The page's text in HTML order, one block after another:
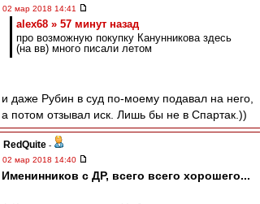
02 мар 2018 14:41
alex68 » 57 минут назад
про возможную покупку Канунникова здесь
(на вв) много писали летом
и даже Рубин в суд по-моему подавал на него,
а потом отзывал иск. Лишь бы не в Спартак.))
RedQuite -
02 мар 2018 14:40
Именинников с ДР, всего всего хорошего...